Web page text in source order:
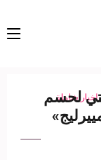
اخبار شاملة
لحسم